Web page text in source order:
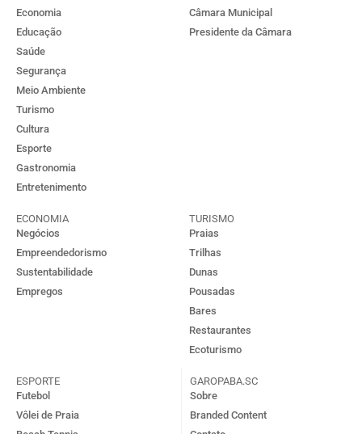
Economia
Educação
Saúde
Segurança
Meio Ambiente
Turismo
Cultura
Esporte
Gastronomia
Entretenimento
Câmara Municipal
Presidente da Câmara
ECONOMIA
Negócios
Empreendedorismo
Sustentabilidade
Empregos
TURISMO
Praias
Trilhas
Dunas
Pousadas
Bares
Restaurantes
Ecoturismo
ESPORTE
Futebol
Vôlei de Praia
GAROPABA.SC
Sobre
Branded Content